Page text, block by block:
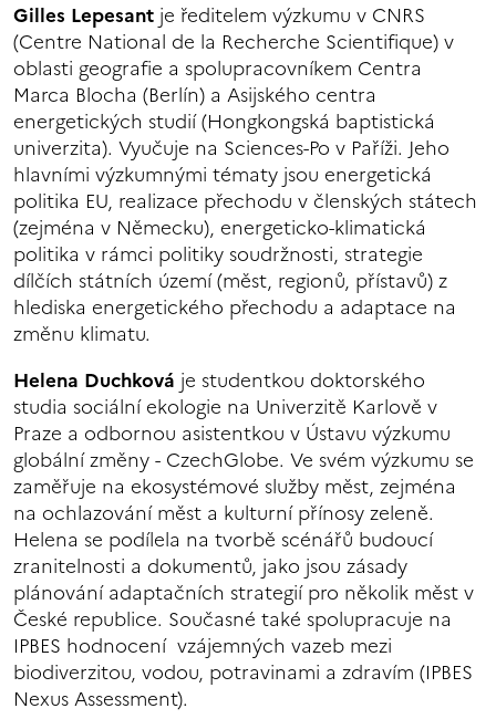
Gilles Lepesant je ředitelem výzkumu v CNRS
(Centre National de la Recherche Scientifique) v
oblasti geografie a spolupracovníkem Centra
Marca Blocha (Berlín) a Asijského centra
energetických studií (Hongkongská baptistická
univerzita). Vyučuje na Sciences-Po v Paříži. Jeho
hlavními výzkumnými tématy jsou energetická
politika EU, realizace přechodu v členských státech
(zejména v Německu), energeticko-klimatická
politika v rámci politiky soudržnosti, strategie
dílčích státních území (měst, regionů, přístavů) z
hlediska energetického přechodu a adaptace na
změnu klimatu.
Helena Duchková je studentkou doktorského
studia sociální ekologie na Univerzitě Karlově v
Praze a odbornou asistentkou v Ústavu výzkumu
globální změny - CzechGlobe. Ve svém výzkumu se
zaměřuje na ekosystémové služby měst, zejména
na ochlazování měst a kulturní přínosy zeleně.
Helena se podílela na tvorbě scénářů budoucí
zranitelnosti a dokumentů, jako jsou zásady
plánování adaptačních strategií pro několik měst v
České republice. Současné také spolupracuje na
IPBES hodnocení vzájemných vazeb mezi
biodiverzitou, vodou, potravinami a zdravím (IPBES
Nexus Assessment).